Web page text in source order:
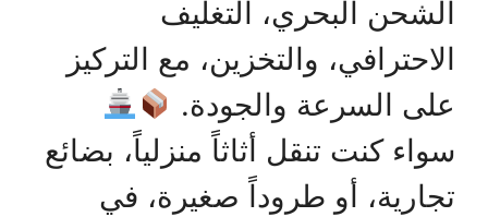
الشحن البحري، التغليف
الاحترافي، والتخزين، مع التركيز
على السرعة والجودة.
سواء كنت تنقل أثاثاً منزلياً، بضائع
تجارية، أو طروداً صغيرة، في